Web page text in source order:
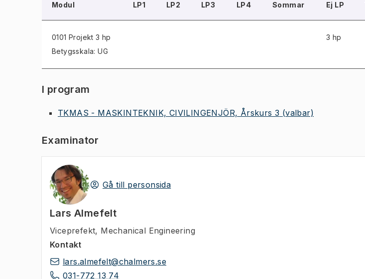
Modul LP1 LP2 LP3 LP4 Sommar Ej LP
0101 Projekt 3 hp
Betygsskala: UG
3 hp
I program
TKMAS - MASKINTEKNIK, CIVILINGENJÖR, Årskurs 3 (valbar)
Examinator
Gå till personsida
Lars Almefelt
Viceprefekt, Mechanical Engineering
Kontakt
lars.almefelt@chalmers.se
031-772 13 74